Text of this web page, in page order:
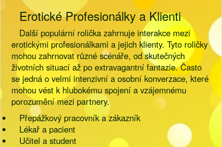
Erotické Profesionálky a Klienti
Další populární rolička zahrnuje interakce mezi
erotickými profesionálkami a jejich klienty. Tyto roličky
mohou zahrnovat různé scénáře, od skutečných
životních situací až po extravagantní fantazie. Často
se jedná o velmi intenzivní a osobní konverzace, které
mohou vést k hlubokému spojení a vzájemnému
porozumění mezi partnery.
Přepážkový pracovník a zákazník
Lékař a pacient
Učitel a student